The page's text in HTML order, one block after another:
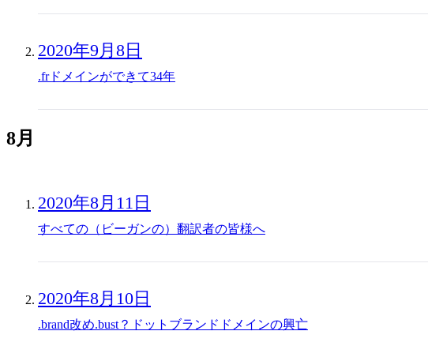
2020年9月8日
.frドメインができて34年
8月
2020年8月11日
すべての（ビーガンの）翻訳者の皆様へ
2020年8月10日
.brand改め.bust？ドットブランドドメインの興亡